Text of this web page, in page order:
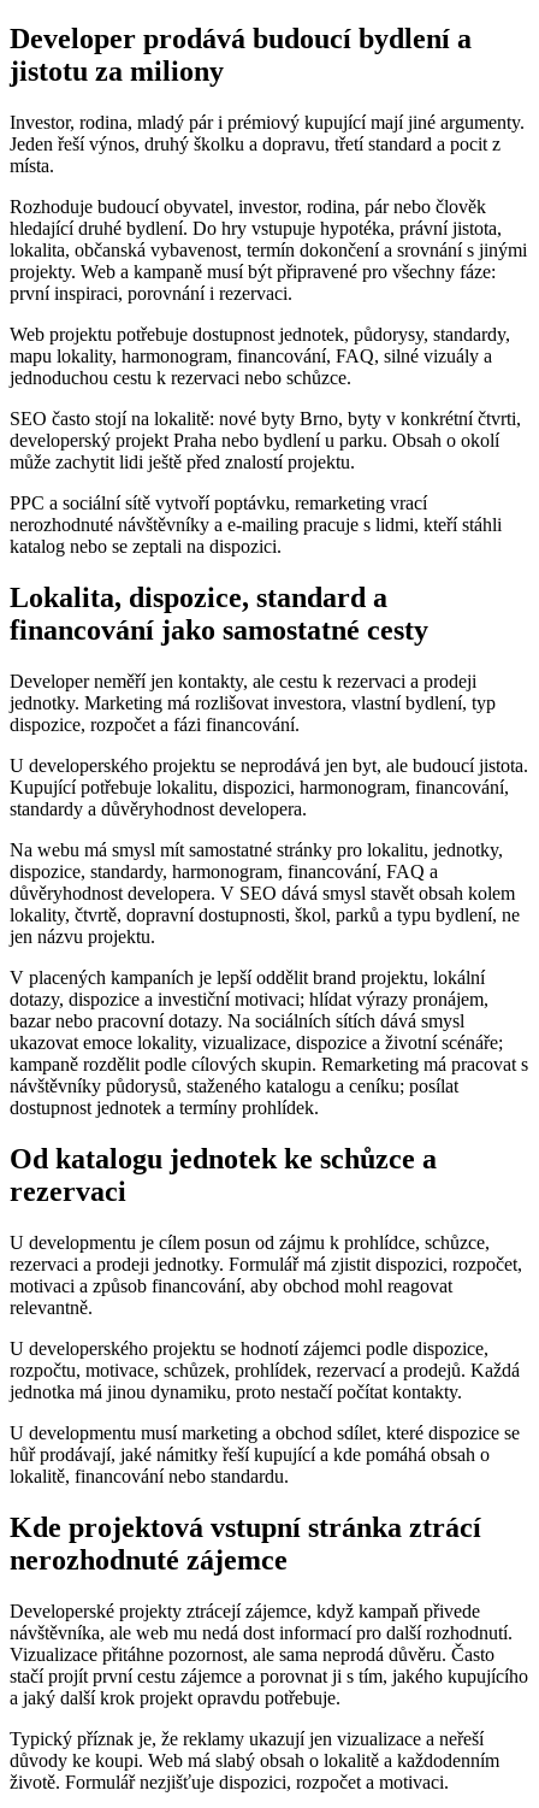
Developer prodává budoucí bydlení a
jistotu za miliony
Investor, rodina, mladý pár i prémiový kupující mají jiné argumenty.
Jeden řeší výnos, druhý školku a dopravu, třetí standard a pocit z
místa.
Rozhoduje budoucí obyvatel, investor, rodina, pár nebo člověk
hledající druhé bydlení. Do hry vstupuje hypotéka, právní jistota,
lokalita, občanská vybavenost, termín dokončení a srovnání s jinými
projekty. Web a kampaně musí být připravené pro všechny fáze:
první inspiraci, porovnání i rezervaci.
Web projektu potřebuje dostupnost jednotek, půdorysy, standardy,
mapu lokality, harmonogram, financování, FAQ, silné vizuály a
jednoduchou cestu k rezervaci nebo schůzce.
SEO často stojí na lokalitě: nové byty Brno, byty v konkrétní čtvrti,
developerský projekt Praha nebo bydlení u parku. Obsah o okolí
může zachytit lidi ještě před znalostí projektu.
PPC a sociální sítě vytvoří poptávku, remarketing vrací
nerozhodnuté návštěvníky a e-mailing pracuje s lidmi, kteří stáhli
katalog nebo se zeptali na dispozici.
Lokalita, dispozice, standard a
financování jako samostatné cesty
Developer neměří jen kontakty, ale cestu k rezervaci a prodeji
jednotky. Marketing má rozlišovat investora, vlastní bydlení, typ
dispozice, rozpočet a fázi financování.
U developerského projektu se neprodává jen byt, ale budoucí jistota.
Kupující potřebuje lokalitu, dispozici, harmonogram, financování,
standardy a důvěryhodnost developera.
Na webu má smysl mít samostatné stránky pro lokalitu, jednotky,
dispozice, standardy, harmonogram, financování, FAQ a
důvěryhodnost developera. V SEO dává smysl stavět obsah kolem
lokality, čtvrtě, dopravní dostupnosti, škol, parků a typu bydlení, ne
jen názvu projektu.
V placených kampaních je lepší oddělit brand projektu, lokální
dotazy, dispozice a investiční motivaci; hlídat výrazy pronájem,
bazar nebo pracovní dotazy. Na sociálních sítích dává smysl
ukazovat emoce lokality, vizualizace, dispozice a životní scénáře;
kampaně rozdělit podle cílových skupin. Remarketing má pracovat s
návštěvníky půdorysů, staženého katalogu a ceníku; posílat
dostupnost jednotek a termíny prohlídek.
Od katalogu jednotek ke schůzce a
rezervaci
U developmentu je cílem posun od zájmu k prohlídce, schůzce,
rezervaci a prodeji jednotky. Formulář má zjistit dispozici, rozpočet,
motivaci a způsob financování, aby obchod mohl reagovat
relevantně.
U developerského projektu se hodnotí zájemci podle dispozice,
rozpočtu, motivace, schůzek, prohlídek, rezervací a prodejů. Každá
jednotka má jinou dynamiku, proto nestačí počítat kontakty.
U developmentu musí marketing a obchod sdílet, které dispozice se
hůř prodávají, jaké námitky řeší kupující a kde pomáhá obsah o
lokalitě, financování nebo standardu.
Kde projektová vstupní stránka ztrácí
nerozhodnuté zájemce
Developerské projekty ztrácejí zájemce, když kampaň přivede
návštěvníka, ale web mu nedá dost informací pro další rozhodnutí.
Vizualizace přitáhne pozornost, ale sama neprodá důvěru. Často
stačí projít první cestu zájemce a porovnat ji s tím, jakého kupujícího
a jaký další krok projekt opravdu potřebuje.
Typický příznak je, že reklamy ukazují jen vizualizace a neřeší
důvody ke koupi. Web má slabý obsah o lokalitě a každodenním
životě. Formulář nezjišťuje dispozici, rozpočet a motivaci.